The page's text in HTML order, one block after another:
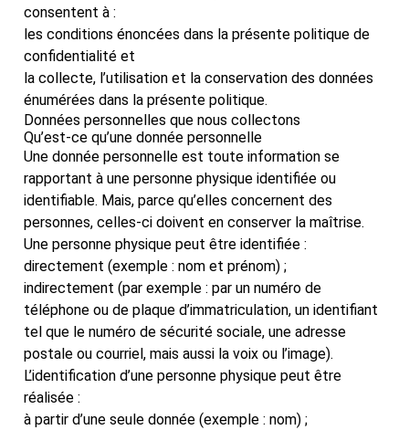
consentent à :
les conditions énoncées dans la présente politique de
confidentialité et
la collecte, l’utilisation et la conservation des données
énumérées dans la présente politique.
Données personnelles que nous collectons
Qu’est-ce qu’une donnée personnelle
Une donnée personnelle est toute information se
rapportant à une personne physique identifiée ou
identifiable. Mais, parce qu’elles concernent des
personnes, celles-ci doivent en conserver la maîtrise.
Une personne physique peut être identifiée :
directement (exemple : nom et prénom) ;
indirectement (par exemple : par un numéro de
téléphone ou de plaque d’immatriculation, un identifiant
tel que le numéro de sécurité sociale, une adresse
postale ou courriel, mais aussi la voix ou l’image).
L’identification d’une personne physique peut être
réalisée :
à partir d’une seule donnée (exemple : nom) ;